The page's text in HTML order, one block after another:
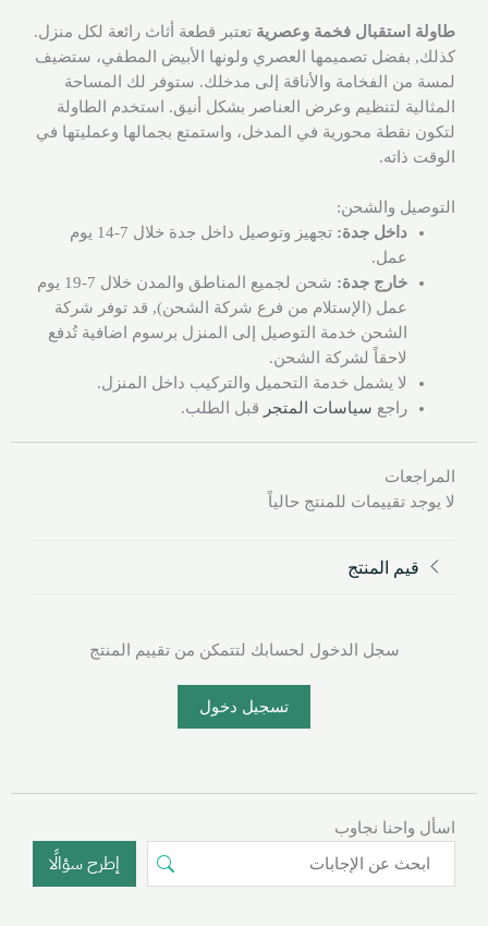
طاولة استقبال فخمة وعصرية تعتبر قطعة أثاث رائعة لكل منزل.
كذلك, بفضل تصميمها العصري ولونها الأبيض المطفي، ستضيف
لمسة من الفخامة والأناقة إلى مدخلك. ستوفر لك المساحة
المثالية لتنظيم وعرض العناصر بشكل أنيق. استخدم الطاولة
لتكون نقطة محورية في المدخل، واستمتع بجمالها وعمليتها في
الوقت ذاته.
التوصيل والشحن:
داخل جدة:
تجهيز وتوصيل داخل جدة خلال 7-14 يوم
عمل.
خارج جدة:
شحن لجميع المناطق والمدن خلال 7-19 يوم
عمل (الإستلام من فرع شركة الشحن), قد توفر شركة
الشحن خدمة التوصيل إلى المنزل برسوم اضافية تُدفع
لاحقاً لشركة الشحن.
لا يشمل خدمة التحميل والتركيب داخل المنزل.
راجع سياسات المتجر قبل الطلب.
المراجعات
لا يوجد تقييمات للمنتج حالياً
قيم المنتج
سجل الدخول لحسابك لتتمكن من تقييم المنتج
تسجيل دخول
اسأل واحنا نجاوب
إطرح سؤالًا